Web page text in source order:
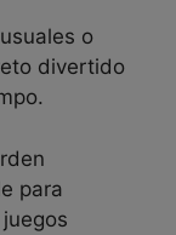
o
divertido
para